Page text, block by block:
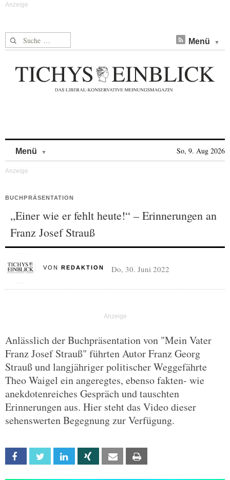
Suche nach: Menü
Menü So, 9. Aug 2026
BUCHPRÄSENTATION
„Einer wie er fehlt heute!“ – Erinnerungen an
Franz Josef Strauß
VON REDAKTION Do, 30. Juni 2022
Anlässlich der Buchpräsentation von "Mein Vater
Franz Josef Strauß" führten Autor Franz Georg
Strauß und langjähriger politischer Weggefährte
Theo Waigel ein angeregtes, ebenso fakten- wie
anekdotenreiches Gespräch und tauschten
Erinnerungen aus. Hier steht das Video dieser
sehenswerten Begegnung zur Verfügung.
Facebook Twitter Linkedin Xing Email